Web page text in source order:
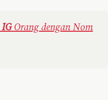
IGOrang dengan Nom